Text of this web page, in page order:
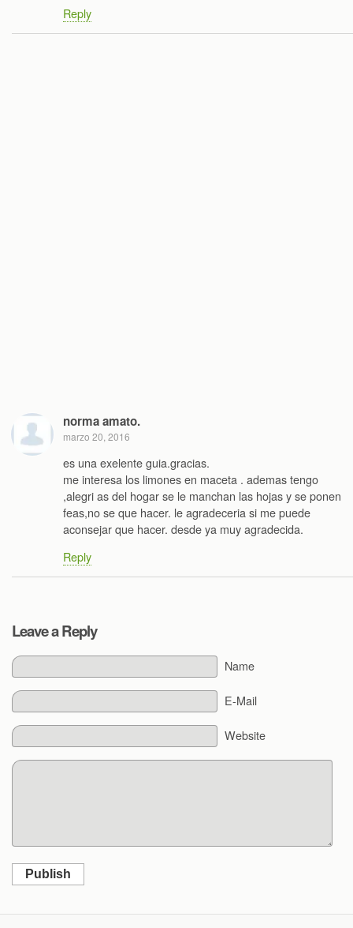
Reply
norma amato.
marzo 20, 2016
es una exelente guia.gracias.
me interesa los limones en maceta . ademas tengo
,alegri as del hogar se le manchan las hojas y se ponen
feas,no se que hacer. le agradeceria si me puede
aconsejar que hacer. desde ya muy agradecida.
Reply
Leave a Reply
Name
E-Mail
Website
Publish